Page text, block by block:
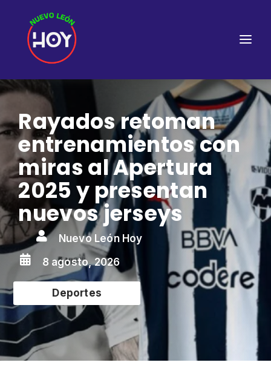
Rayados retoman
entrenamientos con
miras al Apertura
2025 y presentan
nuevos jerseys
 Nuevo León Hoy
 8 agosto, 2026
Deportes